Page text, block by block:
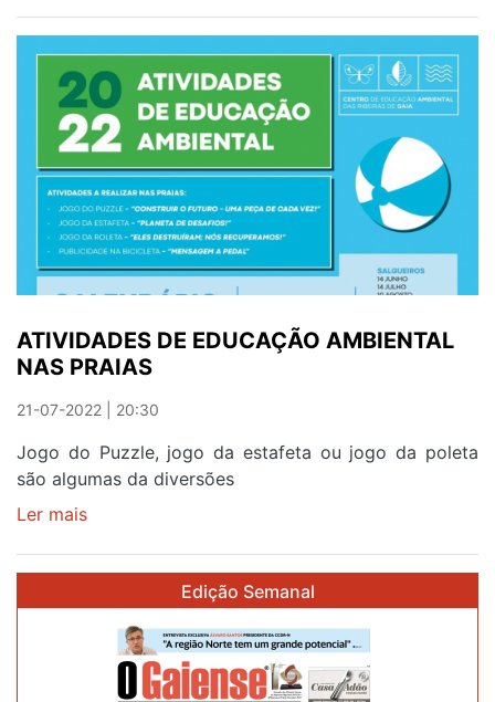
SÁBADO
HAVERÁ
AÇÃO
DE
LIMPEZA
NAS
PRAIAS
DE
MIRAMAR
E
SENHOR
PEDRA
ATIVIDADES DE EDUCAÇÃO AMBIENTAL
NAS PRAIAS
21-07-2022 | 20:30
Jogo do Puzzle, jogo da estafeta ou jogo da poleta
são algumas da diversões
Ler mais
EDUCAÇÃO
NAS
PRAIAS
Edição Semanal